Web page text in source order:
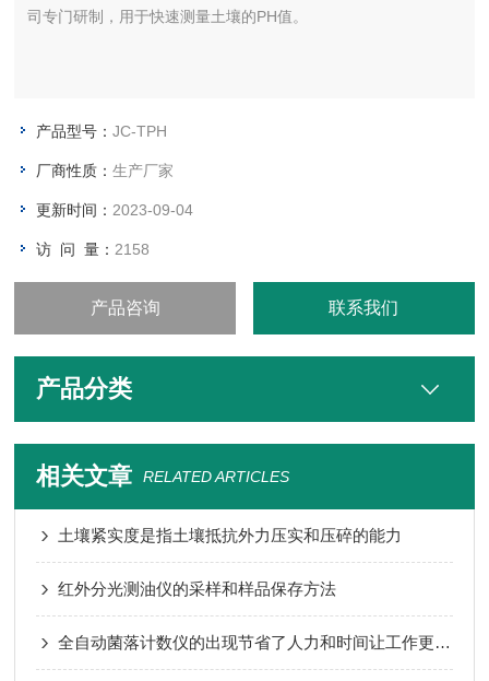
司专门研制，用于快速测量土壤的PH值。
产品型号：JC-TPH
厂商性质：生产厂家
更新时间： 2023-09-04
访 问 量： 2158
产品咨询 联系我们
产品分类
相关文章 RELATED ARTICLES
土壤紧实度是指土壤抵抗外力压实和压碎的能力
红外分光测油仪的采样和样品保存方法
全自动菌落计数仪的出现节省了人力和时间让工作更简单